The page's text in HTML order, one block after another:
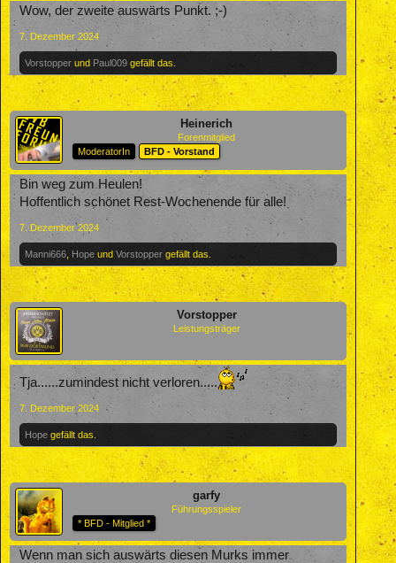
Wow, der zweite auswärts Punkt. ;-)
7. Dezember 2024
Vorstopper und Paul009 gefällt das.
Heinerich
Forenmitglied
ModeratorIn
BFD - Vorstand
Bin weg zum Heulen!
Hoffentlich schönet Rest-Wochenende für alle!
7. Dezember 2024
Manni666 Hope und Vorstopper gefällt das.
Vorstopper
Leistungsträger
Tja......zumindest nicht verloren.....
7. Dezember 2024
Hope gefällt das.
garfy
Führungsspieler
* BFD - Mitglied *
Wenn man sich auswärts diesen Murks immer